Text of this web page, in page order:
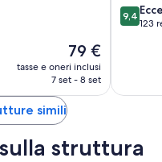
Il
prezzo
attuale
79 €
tasse e oneri inclusi
7 set - 8 set
9.4
su
9,4
123
simili
struttura